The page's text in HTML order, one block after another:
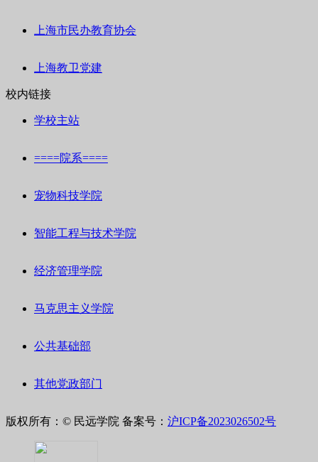
上海市民办教育协会
上海教卫党建
校内链接
学校主站
====院系====
宠物科技学院
智能工程与技术学院
经济管理学院
马克思主义学院
公共基础部
其他党政部门
版权所有：© 民远学院 备案号： 沪ICP备2023026502号